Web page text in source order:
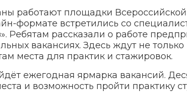
работают площадки
формате встретились со
Ребятам рассказали о работе
вакансиях. Здесь ждут не
места для практик и стажировок.
ежегодная ярмарка вакансий.
и возможность пройти практику